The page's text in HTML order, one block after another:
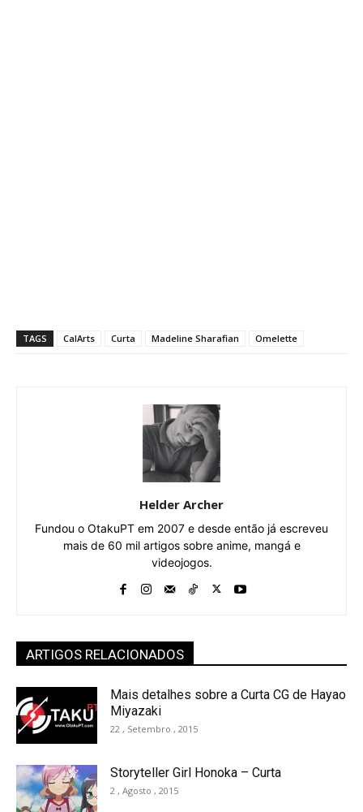
TAGS CalArts Curta Madeline Sharafian Omelette
Helder Archer
Fundou o OtakuPT em 2007 e desde então já escreveu
mais de 60 mil artigos sobre anime, mangá e
videojogos.
ARTIGOS RELACIONADOS
Mais detalhes sobre a Curta CG de Hayao
Miyazaki
22 , Setembro , 2015
Storyteller Girl Honoka – Curta
2 , Agosto , 2015